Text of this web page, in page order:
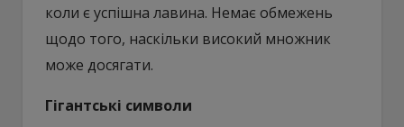
коли є успішна лавина. Немає обмежень
щодо того, наскільки високий множник
може досягати.
Гігантські символи